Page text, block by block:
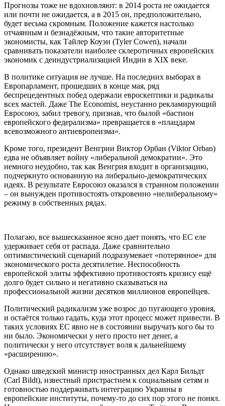
Прогнозы тоже не вдохновляют: в 2014 роста не ожидается
или почти не ожидается, а в 2015 он, предположительно,
будет весьма скромным. Положение кажется настолько
отчаянным и безнадёжным, что такие авторитетные
экономисты, как Тайлер Коуэн (Tyler Cowen), начали
сравнивать показатели наиболее склеротичных европейских
экономик с деиндустриализацией Индии в XIX веке.
В политике ситуация не лучше. На последних выборах в
Европарламент, прошедших в конце мая, ряд
беспрецедентных побед одержали евроскептики и радикалы
всех мастей. Даже The Economist, неустанно рекламирующий
Евросоюз, забил тревогу, признав, что былой «бастион
европейского федерализма» превращается в «плацдарм
всевозможного антиевропеизма».
Кроме того, президент Венгрии Виктор Орбан (Viktor Orban)
едва не объявляет войну «либеральной демократии». Это
немного неудобно, так как Венгрия входит в организацию,
подчеркнуто основанную на либерально-демократических
идеях. В результате Евросоюз оказался в странном положении
– он вынужден противостоять откровенно «нелиберальному»
режиму в собственных рядах.
Полагаю, все вышесказанное ясно дает понять, что ЕС еле
удерживает себя от распада. Даже сравнительно
оптимистический сценарий подразумевает «потерянное» для
экономического роста десятилетие. Неспособность
европейской элиты эффективно противостоять кризису ещё
долго будет сильно и негативно сказываться на
профессиональной жизни десятков миллионов европейцев.
Политический радикализм уже возрос до пугающего уровня,
и остаётся только гадать, куда этот процесс может привести. В
таких условиях ЕС явно не в состоянии выручать кого бы то
ни было. Экономически у него просто нет денег, а
политически у него отсутствует воля к дальнейшему
«расширению».
Однако шведский министр иностранных дел Карл Бильдт
(Carl Bildt), известный пристрастием к социальным сетям и
готовностью поддерживать интеграцию Украины в
европейские институты, почему-то до сих пор этого не понял.